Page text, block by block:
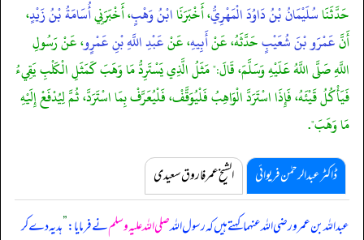
حَدَّثَنَاسُلَيْمَانُ بْنُ دَاوُدَ الْمَهْرِيُّ، أَخْبَرَنَاابْنُ وَهْبٍ، أَخْبَرَنِيأُسَامَةُ بْنُ زَيْدٍ،
أَنَّعَمْرَو بْنَ شُعَيْبٍحَدَّثَهُ، عَنْأَبِيهِ، عَنْعَبْدِ اللَّهِ بْنِ عَمْرٍو، عَنْ رَسُولِ
اللَّهِ صَلَّى اللَّهُ عَلَيْهِ وَسَلَّمَ، قَالَ:" مَثَلُ الَّذِي يَسْتَرِدُّ مَا وَهَبَ كَمَثَلِ الْكَلْبِ يَقِيءُ
فَيَأْكُلُ قَيْئَهُ، فَإِذَا اسْتَرَدَّ الْوَاهِبُ فَلْيُوَقَّفْ، فَلْيُعَرَّفْ بِمَا اسْتَرَدَّ، ثُمَّ لِيُدْفَعْ إِلَيْهِ
مَا وَهَبَ".
ڈاکٹر عبدالرحمٰن فریوائی الشیخ عمر فاروق سعیدی
عبداللہ بن عمرو رضی اللہ عنہما کہتے ہیں کہرسول اللہصلی اللہ علیہ وسلمنے فرمایا:”ہدیہ دے کر